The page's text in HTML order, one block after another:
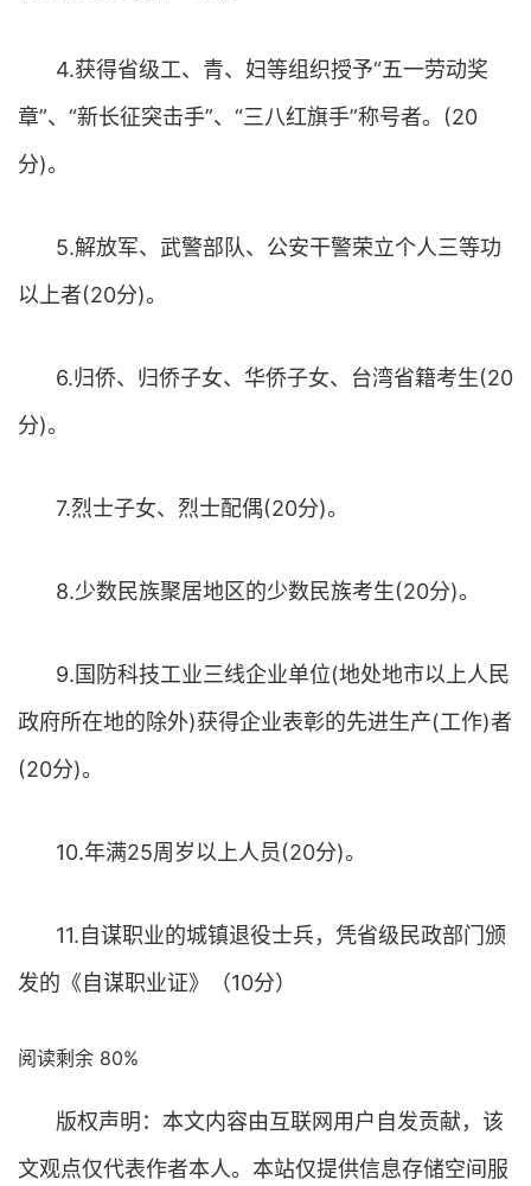
4.获得省级工、青、妇等组织授予“五一劳动奖
章”、“新长征突击手”、“三八红旗手”称号者。(20
分)。
5.解放军、武警部队、公安干警荣立个人三等功
以上者(20分)。
6.归侨、归侨子女、华侨子女、台湾省籍考生(20
分)。
7.烈士子女、烈士配偶(20分)。
8.少数民族聚居地区的少数民族考生(20分)。
9.国防科技工业三线企业单位(地处地市以上人民
政府所在地的除外)获得企业表彰的先进生产(工作)者
(20分)。
10.年满25周岁以上人员(20分)。
11.自谋职业的城镇退役士兵，凭省级民政部门颁
发的《自谋职业证》（10分）
阅读剩余 80%
版权声明：本文内容由互联网用户自发贡献，该
文观点仅代表作者本人。本站仅提供信息存储空间服